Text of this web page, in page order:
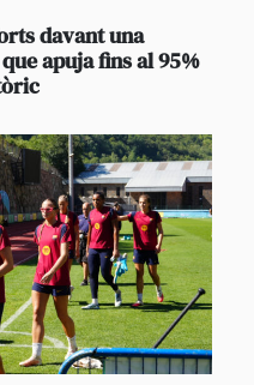
davant una
apuja fins al 95%